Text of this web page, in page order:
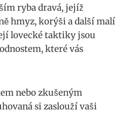
ryba ‍dravá, jejíž
hmyz, korýši a ⁤další malí
lovecké taktiky jsou
které vás
nebo zkušeným
si zaslouží ⁤vaši